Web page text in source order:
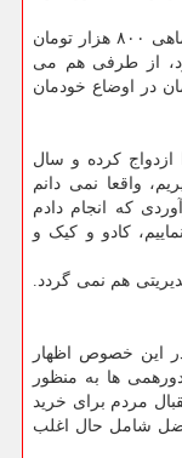
من ماهیانه دو میلیون درآمد دارم اگر بخواهم ماهی ۸۰۰ هزار تومان
از طرفی هم می
در اوضاع خودمان
ازدواج کرده و سال
واقعا نمی دانم
که انجام دادم
کادو و کیک و
هم نمی گردد.
در این خصوص اظهار
ها به منظور
مردم برای خرید
شامل حال اغلب